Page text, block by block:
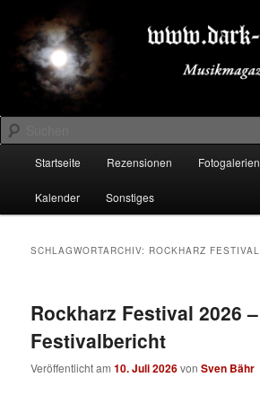
primären
Inhalt
springen
sekundären
Inhalt
springenDARK-FESTIVALS.DE
Suchen
Startseite Rezensionen Fotogalerien
Kalender Sonstiges
SCHLAGWORTARCHIV: ROCKHARZ FESTIVAL
Rockharz Festival 2026 –
Festivalbericht
Veröffentlicht am10. Juli 2026vonSven Bähr